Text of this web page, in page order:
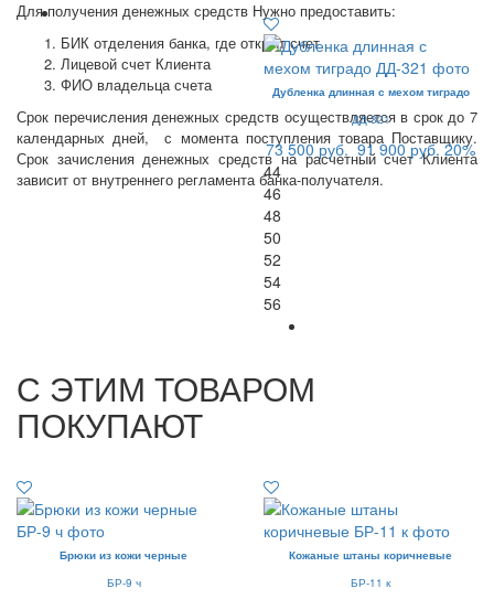
Для получения денежных средств Нужно предоставить:
БИК отделения банка, где открыт счет
Лицевой счет Клиента
ФИО владельца счета
Срок перечисления денежных средств осуществляется в срок до 7
календарных дней, с момента поступления товара Поставщику.
Срок зачисления денежных средств на расчетный счет Клиента
зависит от внутреннего регламента банка-получателя.
Дубленка длинная с мехом тиградо
ДД-321
73 500 руб. 91 900 руб. 20%
44
46
48
50
52
54
56
С ЭТИМ ТОВАРОМ
ПОКУПАЮТ
Брюки из кожи черные
БР-9 ч
Кожаные штаны коричневые
БР-11 к